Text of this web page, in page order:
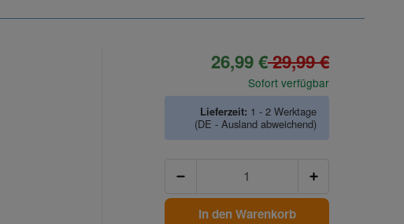
26,99 €29,99 €
Sofort verfügbar
Lieferzeit: 1 - 2 Werktage
(DE - Ausland abweichend)
In den Warenkorb